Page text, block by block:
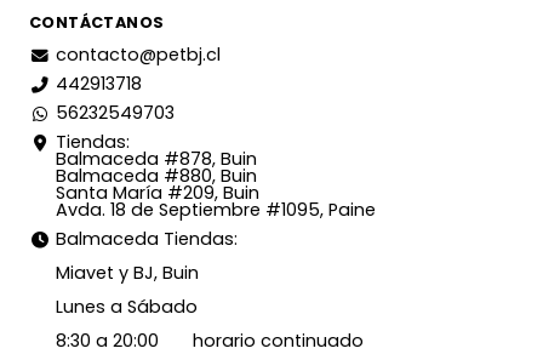
CONTÁCTANOS
contacto@petbj.cl
442913718
56232549703
Tiendas:
Balmaceda #878, Buin
Balmaceda #880, Buin
Santa María #209, Buin
Avda. 18 de Septiembre #1095, Paine
Balmaceda Tiendas:
Miavet y BJ, Buin
Lunes a Sábado
8:30 a 20:00 horario continuado